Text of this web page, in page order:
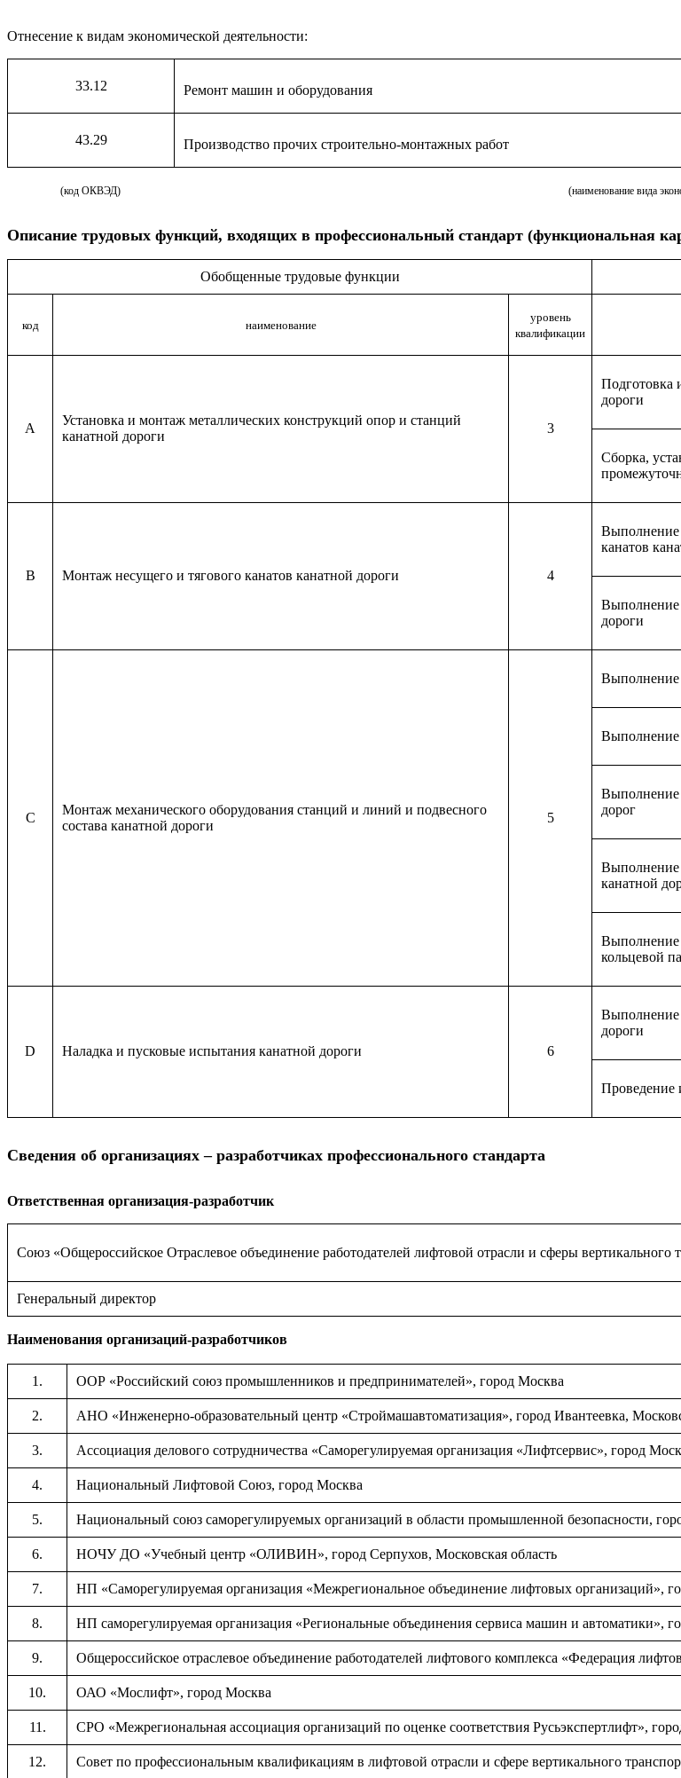
Отнесение к видам экономической деятельности:
33.12 Ремонт машин и оборудования
43.29 Производство прочих строительно-монтажных работ
(код ОКВЭД) (наименование вида
Описание трудовых функций, входящих в профессиональный стандарт (функциональная
Обобщенные трудовые функции
код наименование
уровень
квалификации
A
Установка и монтаж металлических конструкций опор и станций
канатной дороги
3
Подготовка
дороги
Сборка,
B Монтаж несущего и тягового канатов канатной дороги 4
Выполнение
канатов
Выполнение
дороги
C
Монтаж механического оборудования станций и линий и подвесного
состава канатной дороги
5
Выполнение
Выполнение
Выполнение
дорог
Выполнение
канатной
Выполнение
кольцевой
D Наладка и пусковые испытания канатной дороги 6
Выполнение
дороги
Проведение
Сведения об организациях – разработчиках профессионального стандарта
Ответственная организация-разработчик
Союз «Общероссийское Отраслевое объединение работодателей лифтовой отрасли и сферы
Генеральный директор
Наименования организаций-разработчиков
1. ООР «Российский союз промышленников и предпринимателей», город Москва
2. АНО «Инженерно-образовательный центр «Строймашавтоматизация», город Ивантеевка,
3. Ассоциация делового сотрудничества «Саморегулируемая организация «Лифтсервис», город
4. Национальный Лифтовой Союз, город Москва
5. Национальный союз саморегулируемых организаций в области промышленной безопасности,
6. НОЧУ ДО «Учебный центр «ОЛИВИН», город Серпухов, Московская область
7. НП «Саморегулируемая организация «Межрегиональное объединение лифтовых организаций»,
8. НП саморегулируемая организация «Региональные объединения сервиса машин и автоматики»,
9. Общероссийское отраслевое объединение работодателей лифтового комплекса «Федерация
10. ОАО «Мослифт», город Москва
11. СРО «Межрегиональная ассоциация организаций по оценке соответствия Русьэкспертлифт»,
12. Совет по профессиональным квалификациям в лифтовой отрасли и сфере вертикального